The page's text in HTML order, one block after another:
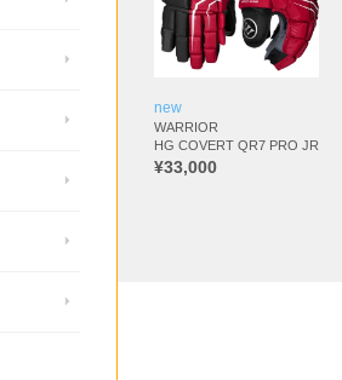
new
WARRIOR
HG COVERT QR7 PRO JR
¥33,000